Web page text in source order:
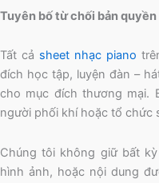
Tuyên bố từ chối bản quyền
Tất cả sheet nhạc piano
đích học tập, luyện đàn –
cho mục đích thương mại.
người phối khí hoặc tổ chức
Chúng tôi không giữ bất
hình ảnh, hoặc nội dung